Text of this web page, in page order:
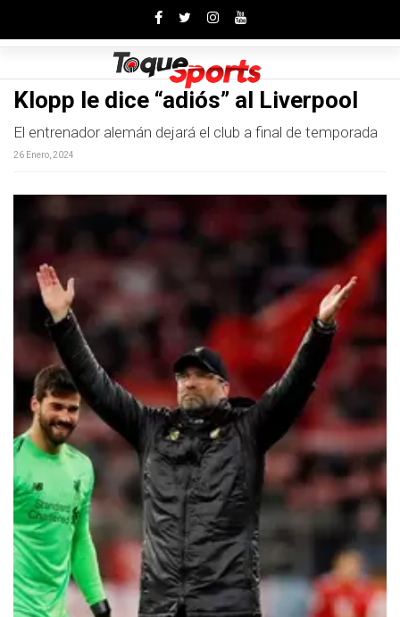
Klopp le dice “adiós” al Liverpool
El entrenador alemán dejará el club a final de temporada
26 Enero, 2024